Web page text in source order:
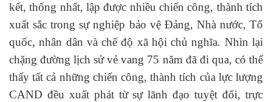
kết, thống nhất, lập được nhiều chiến công, thành tích
xuất sắc trong sự nghiệp bảo vệ Đảng, Nhà nước, Tổ
quốc, nhân dân và chế độ xã hội chủ nghĩa. Nhìn lại
chặng đường lịch sử vẻ vang 75 năm đã đi qua, có thể
thấy tất cả những chiến công, thành tích của lực lượng
CAND đều xuất phát từ sự lãnh đạo tuyệt đối, trực